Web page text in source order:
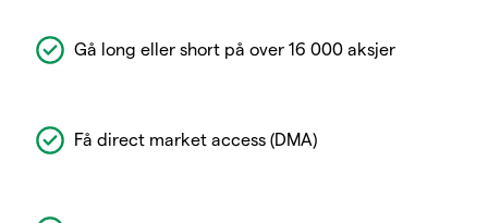
Gå long eller short på over 16 000 aksjer
Få direct market access (DMA)